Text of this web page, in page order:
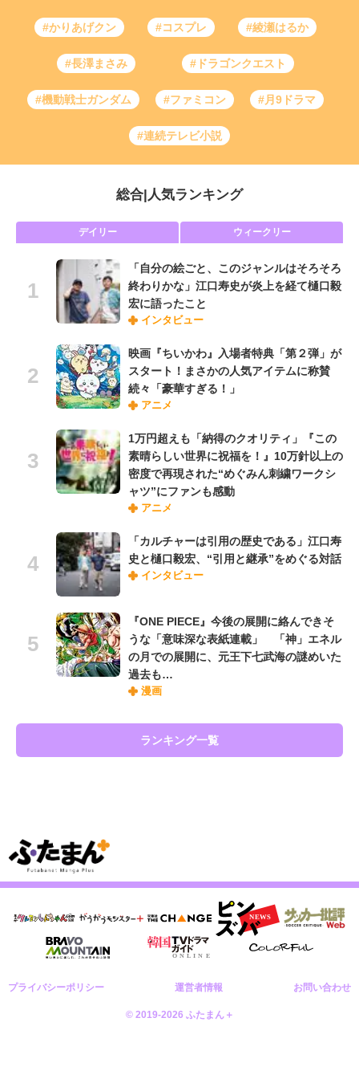
#かりあげクン #コスプレ #綾瀬はるか
#長澤まさみ #ドラゴンクエスト
#機動戦士ガンダム #ファミコン #月9ドラマ
#連続テレビ小説
総合 人気ランキング
デイリー ウィークリー
「自分の絵ごと、このジャンルはそろそろ
終わりかな」江口寿史が炎上を経て樋口毅
宏に語ったこと
インタビュー
映画『ちいかわ』入場者特典「第２弾」が
スタート！まさかの人気アイテムに称賛
続々「豪華すぎる！」
アニメ
1万円超えも「納得のクオリティ」『この
素晴らしい世界に祝福を！』10万針以上の
密度で再現された“めぐみん刺繍ワークシ
ャツ”にファンも感動
アニメ
「カルチャーは引用の歴史である」江口寿
史と樋口毅宏、“引用と継承”をめぐる対話
インタビュー
『ONE PIECE』今後の展開に絡んできそ
うな「意味深な表紙連載」 「神」エネル
の月での展開に、元王下七武海の謎めいた
過去も…
漫画
ランキング一覧
プライバシーポリシー 運営者情報 お問い合わせ
© 2019-2026 ふたまん＋